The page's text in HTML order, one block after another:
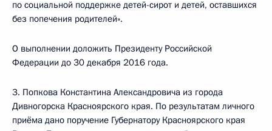
по социальной поддержке детей-сирот и детей, оставшихся
без попечения родителей».
О выполнении доложить Президенту Российской
Федерации до 30 декабря 2016 года.
3. Попкова Константина Александровича из города
Дивногорска Красноярского края. По результатам личного
приёма дано поручение Губернатору Красноярского края